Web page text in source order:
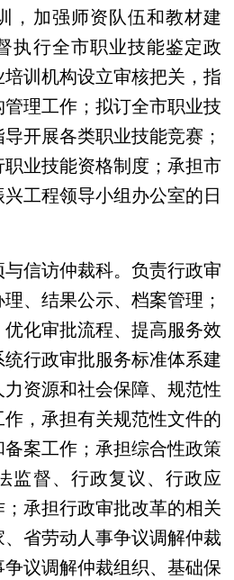
，加强师资队伍和教材建
执行全市职业技能鉴定政
训机构设立审核把关，指
理工作；拟订全市职业技
开展各类职业技能竞赛；
业技能资格制度；承担市
工程领导小组办公室的日
信访仲裁科。负责行政审
、结果公示、档案管理；
化审批流程、提高服务效
行政审批服务标准体系建
资源和社会保障、规范性
，承担有关规范性文件的
案工作；承担综合性政策
监督、行政复议、行政应
承担行政审批改革的相关
省劳动人事争议调解仲裁
议调解仲裁组织、基础保